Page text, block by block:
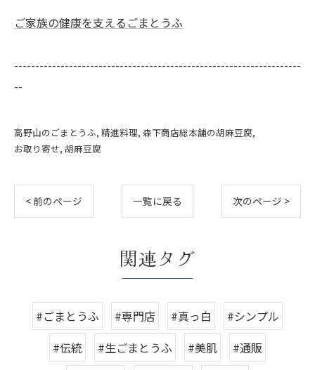
ご家族の健康を支えるごまとうふ
--------------------------------------------------------------------
--
高野山のごまとうふ 精進料理 森下商店総本舗の胡麻豆腐
お取り寄せ 胡麻豆腐
< 前のページ 一覧に戻る 次のページ >
関連タグ
#ごまとうふ #専門店 #真っ白
#シンプル
#伝統
#生ごまとうふ #美肌
#通販